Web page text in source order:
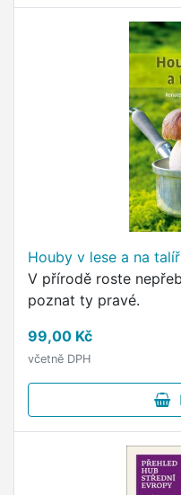
Houby v lese a na
V přírodě roste
poznat ty pravé.
99,00 Kč
včetně DPH